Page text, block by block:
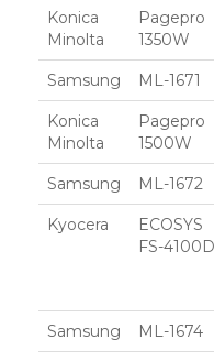
Konica
Minolta
Pagepro
1350W
Samsung ML-1671
Konica
Minolta
Pagepro
1500W
Samsung ML-1672
Kyocera
ECOSYS
FS-
Samsung ML-1674